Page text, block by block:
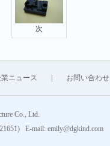
次
ニュース お問い合わせ
Co., Ltd.
E-mail: emily@dgkind.com